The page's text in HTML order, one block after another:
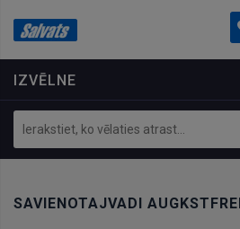
IZVĒLNE
PROFILS
Ielogoties
Izveidot kontu
SAVIENOTAJVADI